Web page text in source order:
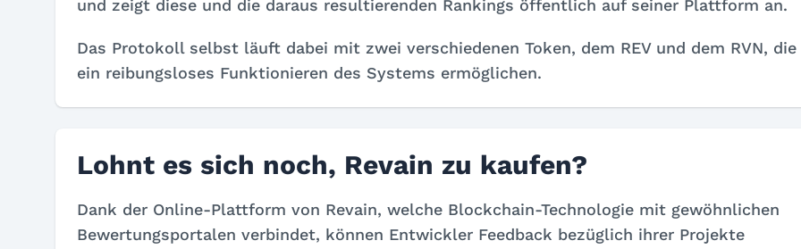
und zeigt diese und die daraus resultierenden Rankings öffentlich auf seiner Plattform an.
Das Protokoll selbst läuft dabei mit zwei verschiedenen Token, dem REV und dem RVN, die
ein reibungsloses Funktionieren des Systems ermöglichen.
Lohnt es sich noch, Revain zu kaufen?
Dank der Online-Plattform von Revain, welche Blockchain-Technologie mit gewöhnlichen
Bewertungsportalen verbindet, können Entwickler Feedback bezüglich ihrer Projekte